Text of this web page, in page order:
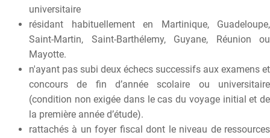
universitaire
résidant habituellement en Martinique, Guadeloupe,
Saint-Martin, Saint-Barthélemy, Guyane, Réunion ou
Mayotte.
n'ayant pas subi deux échecs successifs aux examens et
concours de fin d’année scolaire ou universitaire
(condition non exigée dans le cas du voyage initial et de
la première année d’étude).
rattachés à un foyer fiscal dont le niveau de ressources